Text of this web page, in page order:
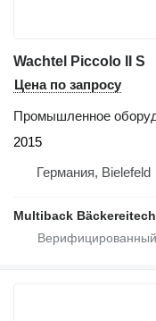
Wachtel Piccolo II S
Цена по запросу
Промышленное
2015
Германия, Bielefeld
Multiback